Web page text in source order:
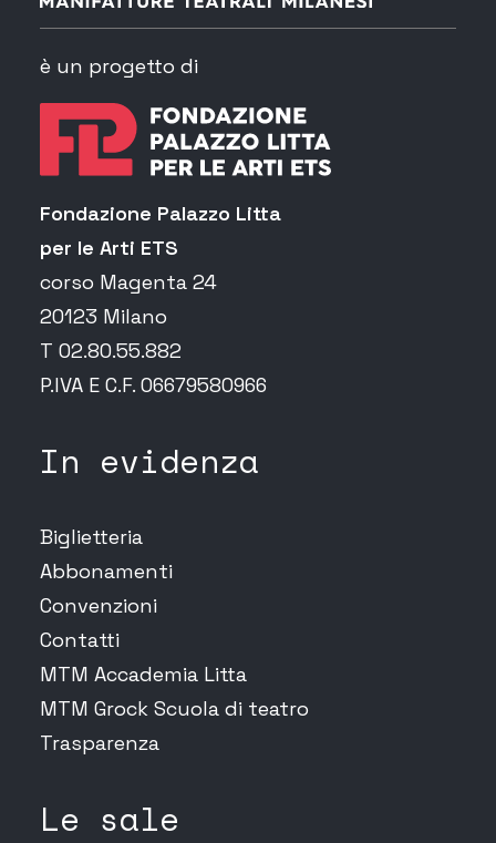
è un progetto di
Fondazione Palazzo Litta
per le Arti ETS
corso Magenta 24
20123 Milano
T 02.80.55.882
P.IVA E C.F. 06679580966
In evidenza
Biglietteria
Abbonamenti
Convenzioni
Contatti
MTM Accademia Litta
MTM Grock Scuola di teatro
Trasparenza
Le sale